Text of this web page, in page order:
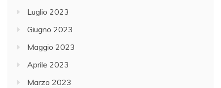
Luglio 2023
Giugno 2023
Maggio 2023
Aprile 2023
Marzo 2023